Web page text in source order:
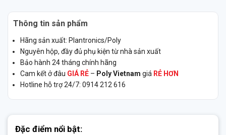
Thông tin sản phẩm
Hãng sản xuất: Plantronics/Poly
Nguyên hộp, đầy đủ phụ kiện từ nhà sản xuất
Bảo hành 24 tháng chính hãng
Cam kết ở đâu GIÁ RẺ – Poly Vietnam giá RẺ HƠN
Hotline hỗ trợ 24/7: 0914 212 616
Đặc điểm nổi bật: